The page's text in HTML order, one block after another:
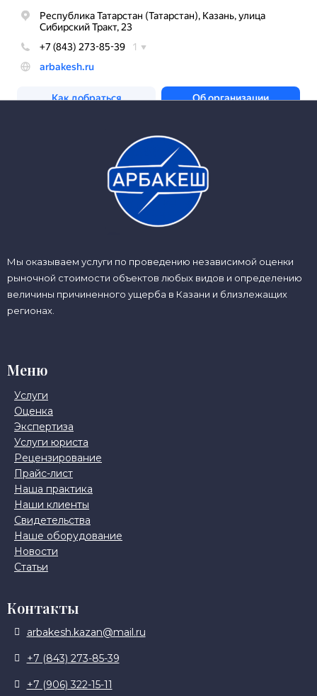
Мы оказываем услуги по проведению независимой оценки
рыночной стоимости объектов любых видов и определению
величины причиненного ущерба в Казани и близлежащих
регионах.
Меню
Услуги
Оценка
Экспертиза
Услуги юриста
Рецензирование
Прайс-лист
Наша практика
Наши клиенты
Свидетельства
Наше оборудование
Новости
Статьи
Контакты
arbakesh.kazan@mail.ru
+7 (843) 273-85-39
+7 (906) 322-15-11